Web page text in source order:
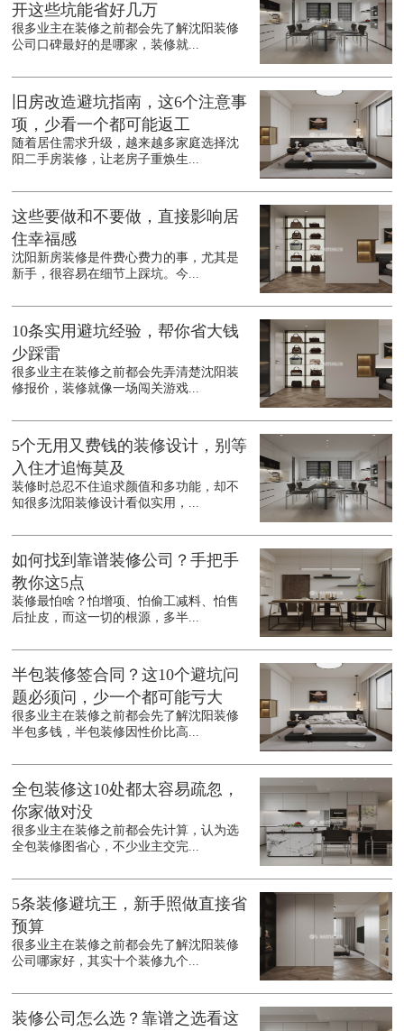
开这些坑能省好几万
很多业主在装修之前都会先了解沈阳装修
公司口碑最好的是哪家，装修就...
旧房改造避坑指南，这6个注意事
项，少看一个都可能返工
随着居住需求升级，越来越多家庭选择沈
阳二手房装修，让老房子重焕生...
这些要做和不要做，直接影响居
住幸福感
沈阳新房装修是件费心费力的事，尤其是
新手，很容易在细节上踩坑。今...
10条实用避坑经验，帮你省大钱
少踩雷
很多业主在装修之前都会先弄清楚沈阳装
修报价，装修就像一场闯关游戏...
5个无用又费钱的装修设计，别等
入住才追悔莫及
装修时总忍不住追求颜值和多功能，却不
知很多沈阳装修设计看似实用，...
如何找到靠谱装修公司？手把手
教你这5点
装修最怕啥？怕增项、怕偷工减料、怕售
后扯皮，而这一切的根源，多半...
半包装修签合同？这10个避坑问
题必须问，少一个都可能亏大
很多业主在装修之前都会先了解沈阳装修
半包多钱，半包装修因性价比高...
全包装修这10处都太容易疏忽，
你家做对没
很多业主在装修之前都会先计算，认为选
全包装修图省心，不少业主交完...
5条装修避坑王，新手照做直接省
预算
很多业主在装修之前都会先了解沈阳装修
公司哪家好，其实十个装修九个...
装修公司怎么选？靠谱之选看这